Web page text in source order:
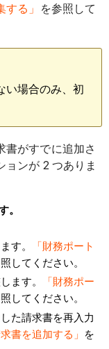
る」
を参照して
い場合のみ、初
書がすでに追加さ
ンが 2 つありま
。
す。
「財務ポート
してください。
ます。
「財務ポー
してください。
た請求書を再入力
書を追加する」 を